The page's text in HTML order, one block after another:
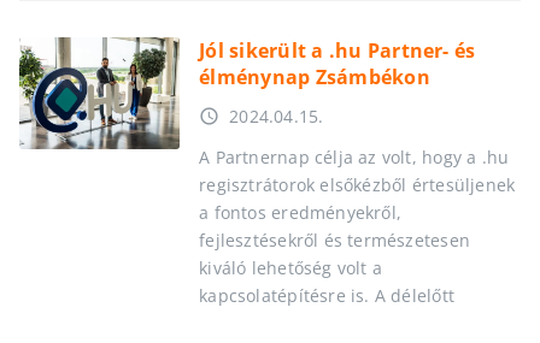
Jól sikerült a .hu Partner- és
élménynap Zsámbékon
access_time 2024.04.15.
A Partnernap célja az volt, hogy a .hu
regisztrátorok elsőkézből értesüljenek
a fontos eredményekről,
fejlesztésekről és természetesen
kiváló lehetőség volt a
kapcsolatépítésre is. A délelőtt